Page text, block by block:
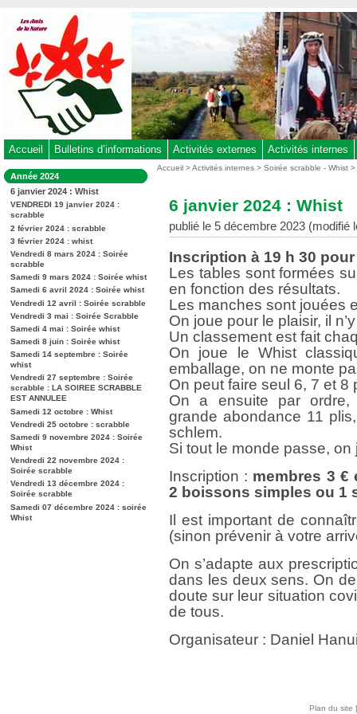
au
contenu
-
Aller
au
menu
-
à
la
recherche
Accueil Bulletins d’informations Activités externes Activités internes
Dans
la
rubrique
:
Année 2024
6 janvier 2024 : Whist
VENDREDI 19 janvier 2024 :
scrabble
2 février 2024 : scrabble
3 février 2024 : whist
Vendredi 8 mars 2024 : Soirée
scrabble
Samedi 9 mars 2024 : Soirée whist
Samedi 6 avril 2024 : Soirée whist
Vendredi 12 avril : Soirée scrabble
Vendredi 3 mai : Soirée Scrabble
Samedi 4 mai : Soirée whist
Samedi 8 juin : Soirée whist
Samedi 14 septembre : Soirée
whist
Vendredi 27 septembre : Soirée
scrabble : LA SOIREE SCRABBLE
EST ANNULEE
Samedi 12 octobre : Whist
Vendredi 25 octobre : scrabble
Samedi 9 novembre 2024 : Soirée
Whist
Vendredi 22 novembre 2024 :
Soirée scrabble
Vendredi 13 décembre 2024 :
Soirée scrabble
Samedi 07 décembre 2024 : soirée
Whist
Vous
Accueil >Activités internes >Soirée scrabble - Whist >
6 janvier 2024 : Whist
publié le 5 décembre 2023 (modifié
Inscription à 19 h 30
Les tables sont formées
en fonction des résultats.
Les manches sont jouées
On joue pour le plaisir, il
Un classement est fait
On joue le Whist
emballage, on ne monte
On peut faire seul 6, 7 et 8
On a ensuite par ordre,
grande abondance 11
schlem.
Si tout le monde passe,
Inscription : membres 3 €
2 boissons simples ou 1
Il est important de
(sinon prévenir à votre
On s’adapte aux
dans les deux sens. On
doute sur leur situation
de tous.
Organisateur : Daniel
Plan du site